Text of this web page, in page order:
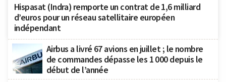
Hispasat (Indra) remporte un contrat de 1,6 milliard
d’euros pour un réseau satellitaire européen
indépendant
Airbus a livré 67 avions en juillet ; le nombre
de commandes dépasse les 1 000 depuis le
début de l’année